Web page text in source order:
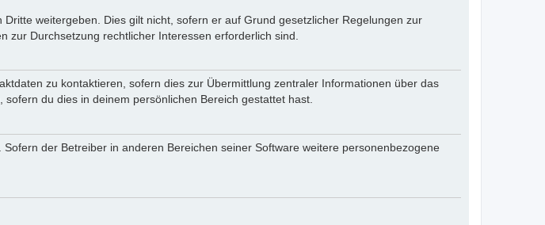
weitergeben. Dies gilt nicht, sofern er auf Grund gesetzlicher Regelungen zur
Durchsetzung rechtlicher Interessen erforderlich sind.
zu kontaktieren, sofern dies zur Übermittlung zentraler Informationen über das
du dies in deinem persönlichen Bereich gestattet hast.
der Betreiber in anderen Bereichen seiner Software weitere personenbezogene